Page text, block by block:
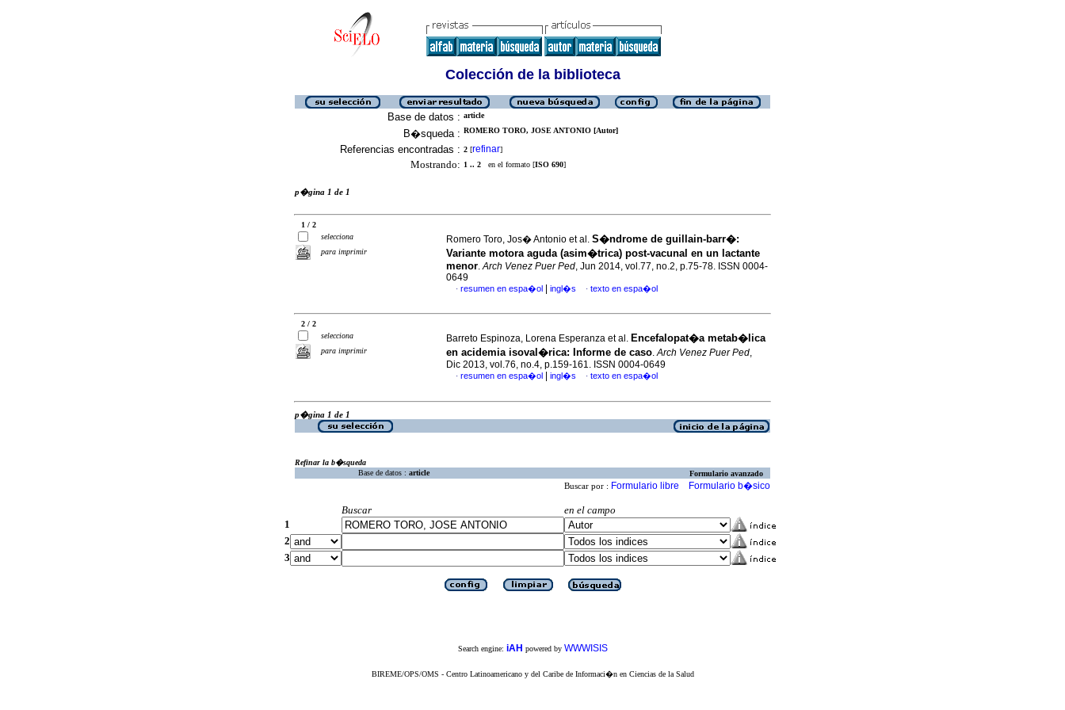
Colección de la biblioteca
Base de datos : article
B�squeda : ROMERO TORO, JOSE ANTONIO [Autor]
Referencias encontradas : 2 [refinar]
Mostrando: 1 .. 2 en el formato [ISO 690]
p�gina 1 de 1
1 / 2
selecciona
para imprimir
Romero Toro, Jos� Antonio et al. S�ndrome de guillain-barr�:
Variante motora aguda (asim�trica) post-vacunal en un lactante
menor.Arch Venez Puer Ped, Jun 2014, vol.77, no.2, p.75-78. ISSN 0004-
0649
· resumen en espa�ol ingl�s · texto en espa�ol
2 / 2
selecciona
para imprimir
Barreto Espinoza, Lorena Esperanza et al. Encefalopat�a metab�lica
en acidemia isoval�rica: Informe de caso.Arch Venez Puer Ped,
Dic 2013, vol.76, no.4, p.159-161. ISSN 0004-0649
· resumen en espa�ol ingl�s · texto en espa�ol
p�gina 1 de 1
Refinar la b�squeda
Base de datos : article Formulario avanzado
Buscar por : Formulario libre Formulario b�sico
Buscar
en el campo
1
2
3
Search engine: iAH powered by WWWISIS
BIREME/OPS/OMS - Centro Latinoamericano y del Caribe de Informaci�n en Ciencias de la Salud